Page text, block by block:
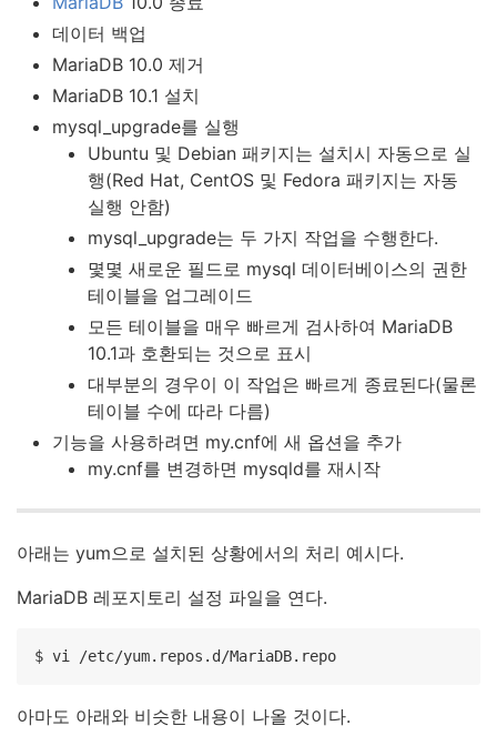
데이터 백업
MariaDB 10.0 제거
MariaDB 10.1 설치
mysql_upgrade를 실행
Ubuntu 및 Debian 패키지는 설치시 자동으로 실
행(Red Hat, CentOS 및 Fedora 패키지는 자동
실행 안함)
mysql_upgrade는 두 가지 작업을 수행한다.
몇몇 새로운 필드로 mysql 데이터베이스의 권한
테이블을 업그레이드
모든 테이블을 매우 빠르게 검사하여 MariaDB
10.1과 호환되는 것으로 표시
대부분의 경우이 이 작업은 빠르게 종료된다(물론
테이블 수에 따라 다름)
기능을 사용하려면 my.cnf에 새 옵션을 추가
my.cnf를 변경하면 mysqld를 재시작
아래는 yum으로 설치된 상황에서의 처리 예시다.
MariaDB 레포지토리 설정 파일을 연다.
$ vi /etc/yum.repos.d/MariaDB.repo
아마도 아래와 비슷한 내용이 나올 것이다.